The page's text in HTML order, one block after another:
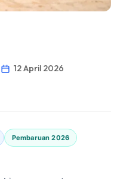
12 April 2026
Pembaruan 2026